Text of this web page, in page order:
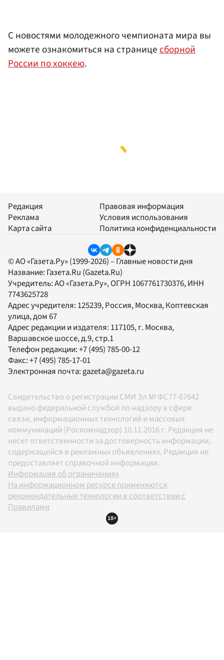
С новостями молодежного чемпионата мира вы
можете ознакомиться на странице сборной
России по хоккею.
Редакция
Реклама
Карта сайта
Правовая информация
Условия использования
Политика конфиденциальности
© АО «Газета.Ру» (1999-2026) – Главные новости дня
Название: Газета.Ru (Gazeta.Ru)
Учредитель:АО «Газета.Ру», ОГРН 1067761730376, ИНН
7743625728
Адрес учредителя: 125239, Россия, Москва, Коптевская
улица, дом 67
Адрес редакции и издателя: 117105, г. Москва,
Варшавское шоссе, д.9, стр.1
Телефон редакции:+7 (495) 785-00-12
Факс:+7 (495) 785-17-01
Электронная почта:gazeta@gazeta.ru
Свидетельство о регистрации СМИ Эл № ФС77-67642
выдано федеральной службой по надзору в сфере
связи, информационных технологий и массовых
коммуникаций (Роскомнадзор) 10.11.2016 г. Редакция не
несет ответственности за достоверность информации,
содержащейся в рекламных объявлениях. Редакция не
предоставляет справочной информации.
Информация об ограничениях
На информационном ресурсе применяются
рекомендательные технологии в соответствии с
Правилами
18+